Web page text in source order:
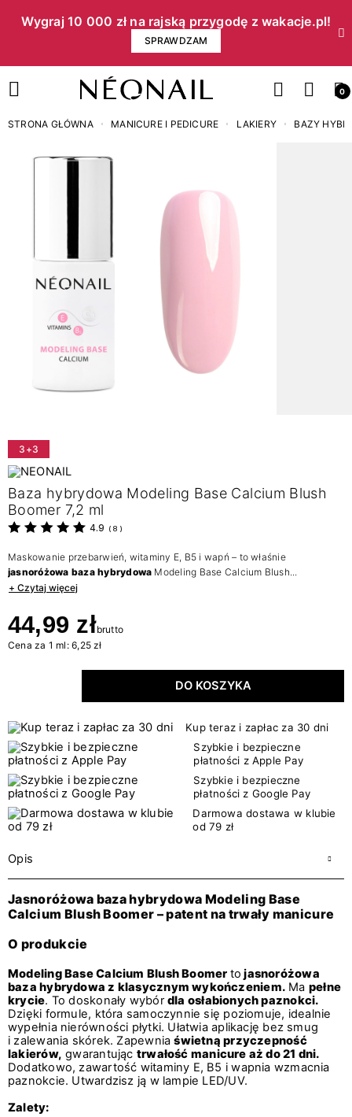
Wygraj 10 000 zł na rajską przygodę z wakacje.pl!​
SPRAWDZAM
0
STRONA GŁÓWNA MANICURE I PEDICURE LAKIERY BAZY
3+3
Baza hybrydowa Modeling Base Calcium Blush
Boomer 7,2 ml
4.9 ( 8 )
Maskowanie przebarwień, witaminy E, B5 i wapń – to właśnie
jasnoróżowa baza hybrydowa Modeling Base Calcium Blush...
+ Czytaj więcej
44,99 złbrutto
Cena za 1 ml: 6,25 zł
DO KOSZYKA
Kup teraz i zapłac za 30 dni
Szybkie i bezpieczne
płatności z Apple Pay
Szybkie i bezpieczne
płatności z Google Pay
Darmowa dostawa w klubie
od 79 zł
Opis
Jasnoróżowa baza hybrydowa Modeling Base
Calcium Blush Boomer – patent na trwały manicure
O produkcie
Modeling Base Calcium Blush Boomer to jasnoróżowa
baza hybrydowa z klasycznym wykończeniem. Ma pełne
krycie. To doskonały wybórdla osłabionych paznokci.
Dzięki formule, która samoczynnie się poziomuje, idealnie
wypełnia nierówności płytki. Ułatwia aplikację bez smug
i zalewania skórek. Zapewniaświetną przyczepność
lakierów, gwarantując trwałość manicure aż do 21 dni.
Dodatkowo, zawartość witaminy E, B5 i wapnia wzmacnia
paznokcie. Utwardzisz ją w lampie LED/UV.
Zalety: